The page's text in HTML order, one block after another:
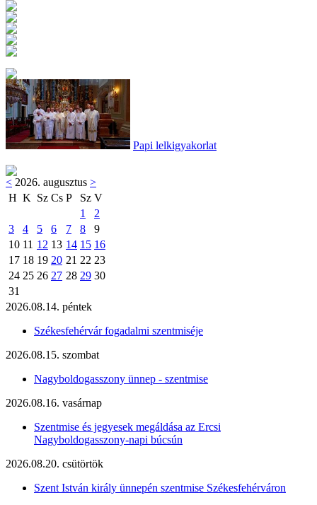
Papi lelkigyakorlat
< 2026. augusztus >
H K Sz Cs P Sz V
1
2
3
4 5 6 7 8
9
10 11 12 13 14 15 16
17 18 19 20 21 22 23
24 25 26 27 28 29 30
31
2026.08.14. péntek
Székesfehérvár fogadalmi szentmiséje
2026.08.15. szombat
Nagyboldogasszony ünnep - szentmise
2026.08.16. vasárnap
Szentmise és jegyesek megáldása az Ercsi
Nagyboldogasszony-napi búcsún
2026.08.20. csütörtök
Szent István király ünnepén szentmise Székesfehérváron